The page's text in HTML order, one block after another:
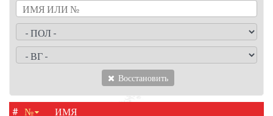
Восстановить
# № ИМЯ